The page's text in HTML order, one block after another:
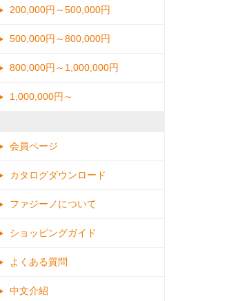
200,000円～500,000円
500,000円～800,000円
800,000円～1,000,000円
1,000,000円～
会員ページ
カタログダウンロード
ファジーノについて
ショッピングガイド
よくある質問
中文介紹